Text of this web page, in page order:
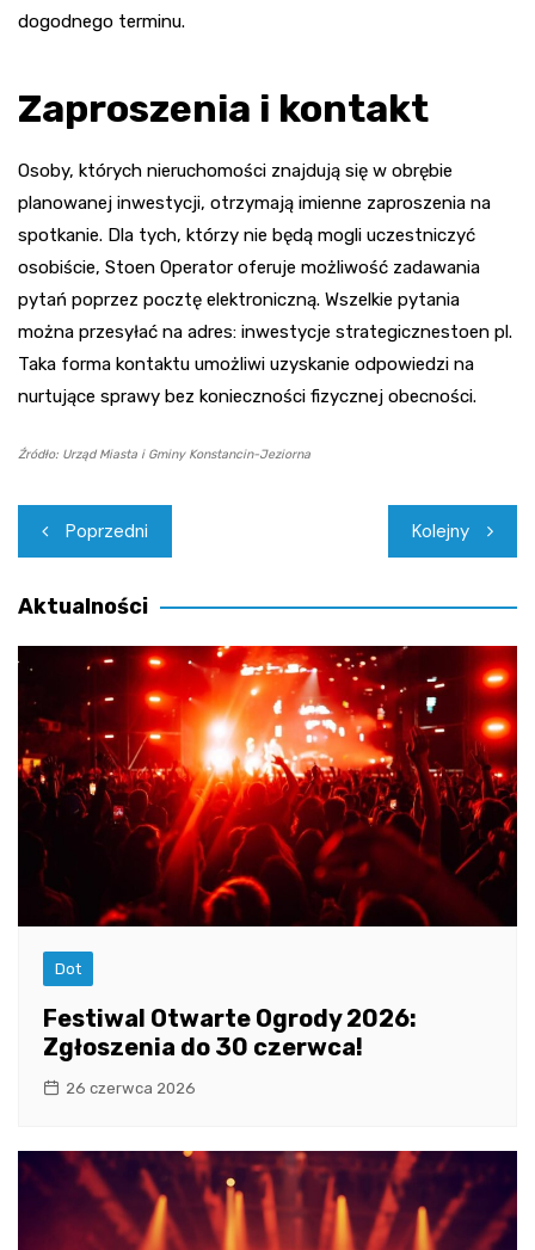
dogodnego terminu.
Zaproszenia i kontakt
Osoby, których nieruchomości znajdują się w obrębie
planowanej inwestycji, otrzymają imienne zaproszenia na
spotkanie. Dla tych, którzy nie będą mogli uczestniczyć
osobiście, Stoen Operator oferuje możliwość zadawania
pytań poprzez pocztę elektroniczną. Wszelkie pytania
można przesyłać na adres: inwestycje strategicznestoen pl.
Taka forma kontaktu umożliwi uzyskanie odpowiedzi na
nurtujące sprawy bez konieczności fizycznej obecności.
Źródło: Urząd Miasta i Gminy Konstancin-Jeziorna
Nawigacja
wpisu
Poprzedni Kolejny
Aktualności
Dot
Festiwal Otwarte Ogrody 2026:
Zgłoszenia do 30 czerwca!
26 czerwca 2026